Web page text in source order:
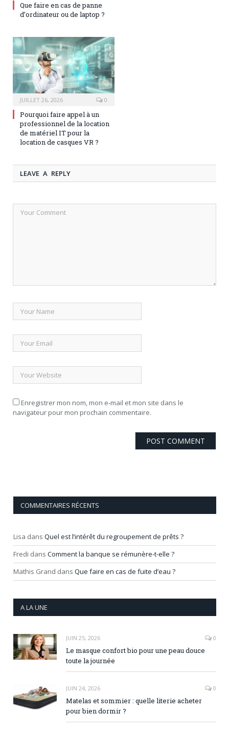
Que faire en cas de panne
d’ordinateur ou de laptop ?
JUILLET 26, 2026 0
Pourquoi faire appel à un
professionnel de la location
de matériel IT pour la
location de casques VR ?
LEAVE A REPLY
Enregistrer mon nom, mon e-mail et mon site dans le
navigateur pour mon prochain commentaire.
COMMENTAIRES RÉCENTS
Lisa dans Quel est l’intérêt du regroupement de prêts ?
Fredi dans Comment la banque se rémunère-t-elle ?
Mathis Grand dans Que faire en cas de fuite d’eau ?
A LA UNE
JUIN 25, 2026 0
Le masque confort bio pour une peau douce
toute la journée
JUIN 24, 2026 0
Matelas et sommier : quelle literie acheter
pour bien dormir ?